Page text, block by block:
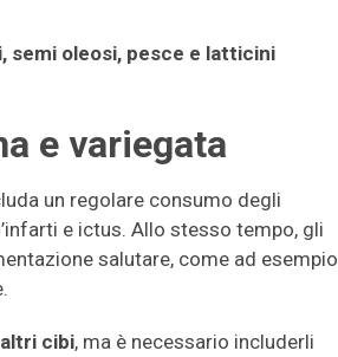
semi oleosi, pesce e latticini
e variegata
un regolare consumo degli
e ictus. Allo stesso tempo, gli
salutare, come ad esempio
cibi, ma è necessario includerli